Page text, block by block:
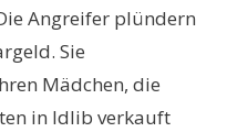
Angreifer plündern
Sie
Mädchen, die
in Idlib verkauft